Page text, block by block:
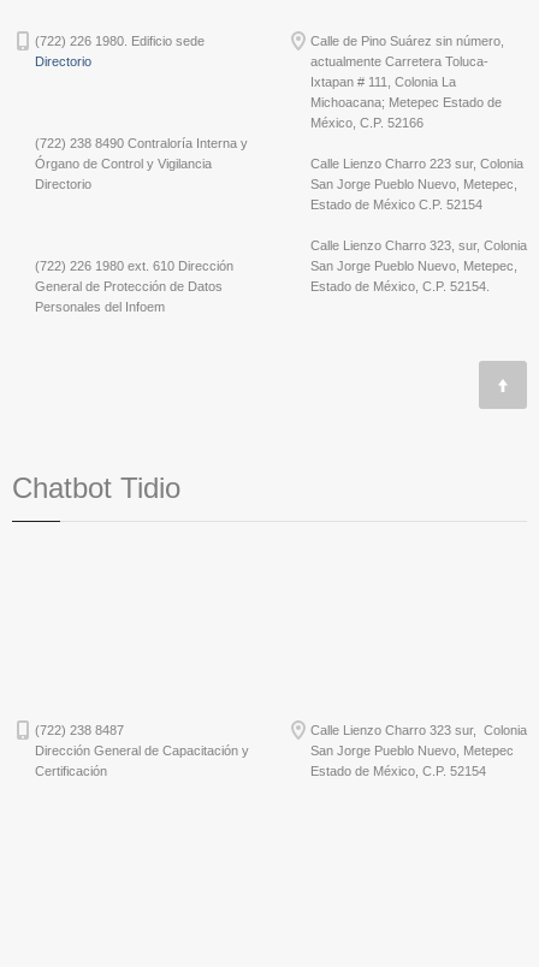
(722) 226 1980. Edificio sede
Directorio
(722) 238 8490 Contraloría Interna y
Órgano de Control y Vigilancia
Directorio
(722) 226 1980 ext. 610 Dirección
General de Protección de Datos
Personales del Infoem
Calle de Pino Suárez sin número,
actualmente Carretera Toluca-
Ixtapan # 111, Colonia La
Michoacana; Metepec Estado de
México, C.P. 52166
Calle Lienzo Charro 223 sur, Colonia
San Jorge Pueblo Nuevo, Metepec,
Estado de México C.P. 52154
Calle Lienzo Charro 323, sur, Colonia
San Jorge Pueblo Nuevo, Metepec,
Estado de México, C.P. 52154.
Chatbot Tidio
(722) 238 8487
Dirección General de Capacitación y
Certificación
Calle Lienzo Charro 323 sur, Colonia
San Jorge Pueblo Nuevo, Metepec
Estado de México, C.P. 52154